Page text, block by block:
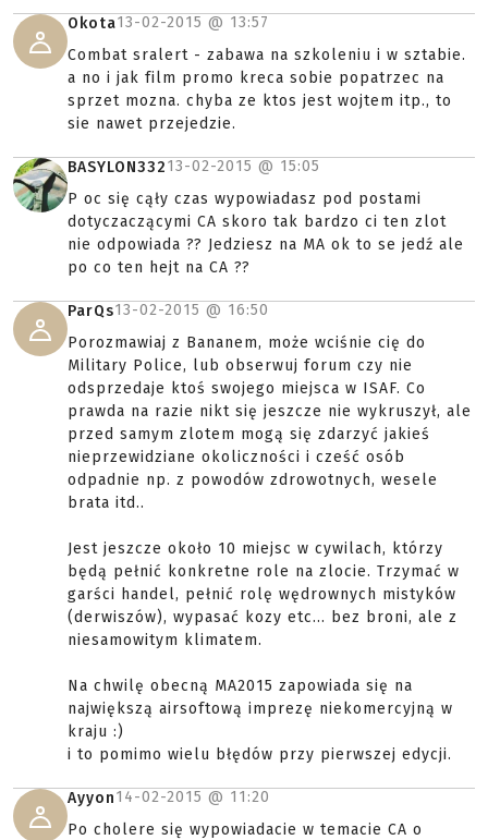
Okota13-02-2015 @ 13:57
Combat sralert - zabawa na szkoleniu i w sztabie.
a no i jak film promo kreca sobie popatrzec na
sprzet mozna. chyba ze ktos jest wojtem itp., to
sie nawet przejedzie.
BASYLON33213-02-2015 @ 15:05
P oc się cąły czas wypowiadasz pod postami
dotyczaczącymi CA skoro tak bardzo ci ten zlot
nie odpowiada ?? Jedziesz na MA ok to se jedź ale
po co ten hejt na CA ??
ParQs13-02-2015 @ 16:50
Porozmawiaj z Bananem, może wciśnie cię do
Military Police, lub obserwuj forum czy nie
odsprzedaje ktoś swojego miejsca w ISAF. Co
prawda na razie nikt się jeszcze nie wykruszył, ale
przed samym zlotem mogą się zdarzyć jakieś
nieprzewidziane okoliczności i cześć osób
odpadnie np. z powodów zdrowotnych, wesele
brata itd..
Jest jeszcze około 10 miejsc w cywilach, którzy
będą pełnić konkretne role na zlocie. Trzymać w
garści handel, pełnić rolę wędrownych mistyków
(derwiszów), wypasać kozy etc... bez broni, ale z
niesamowitym klimatem.
Na chwilę obecną MA2015 zapowiada się na
największą airsoftową imprezę niekomercyjną w
kraju :)
i to pomimo wielu błędów przy pierwszej edycji.
Ayyon14-02-2015 @ 11:20
Po cholere się wypowiadacie w temacie CA o